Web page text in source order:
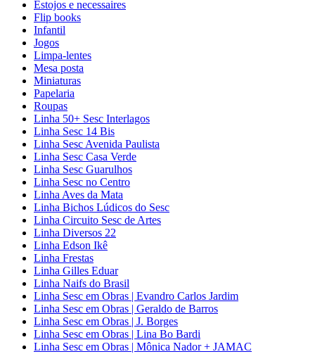
Estojos e necessaires
Flip books
Infantil
Jogos
Limpa-lentes
Mesa posta
Miniaturas
Papelaria
Roupas
Linha 50+ Sesc Interlagos
Linha Sesc 14 Bis
Linha Sesc Avenida Paulista
Linha Sesc Casa Verde
Linha Sesc Guarulhos
Linha Sesc no Centro
Linha Aves da Mata
Linha Bichos Lúdicos do Sesc
Linha Circuito Sesc de Artes
Linha Diversos 22
Linha Edson Ikê
Linha Frestas
Linha Gilles Eduar
Linha Naifs do Brasil
Linha Sesc em Obras | Evandro Carlos Jardim
Linha Sesc em Obras | Geraldo de Barros
Linha Sesc em Obras | J. Borges
Linha Sesc em Obras | Lina Bo Bardi
Linha Sesc em Obras | Mônica Nador + JAMAC